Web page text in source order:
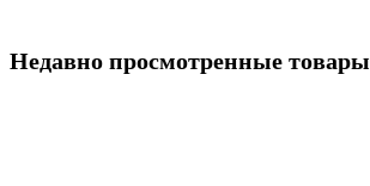
Недавно просмотренные товары